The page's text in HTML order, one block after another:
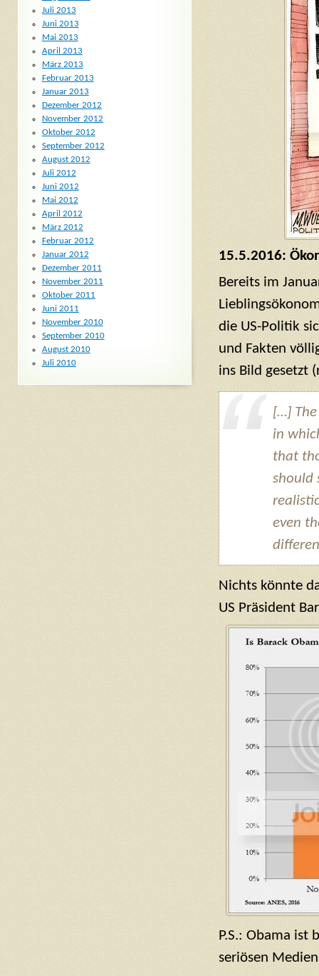
15.5.2016:
Bereits im
die US-Politik
und Fakten
ins Bild gesetzt
[…]
in
that
should
even
Nichts könnte
US Präsident
P.S.: Obama ist
seriösen
Juli 2013
Juni 2013
Mai 2013
April 2013
März 2013
Februar 2013
Januar 2013
Dezember 2012
November 2012
Oktober 2012
September 2012
August 2012
Juli 2012
Juni 2012
Mai 2012
April 2012
März 2012
Februar 2012
Januar 2012
Dezember 2011
November 2011
Oktober 2011
Juni 2011
November 2010
September 2010
August 2010
Juli 2010